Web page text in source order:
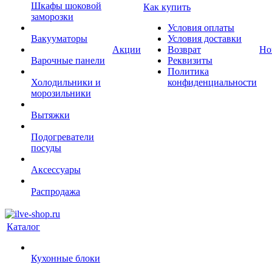
Шкафы шоковой
заморозки
Вакууматоры
Варочные панели
Холодильники и
морозильники
Вытяжки
Подогреватели
посуды
Аксессуары
Распродажа
Акции
Как купить
Условия оплаты
Условия доставки
Возврат
Реквизиты
Политика
конфиденциальности
Каталог
Кухонные блоки